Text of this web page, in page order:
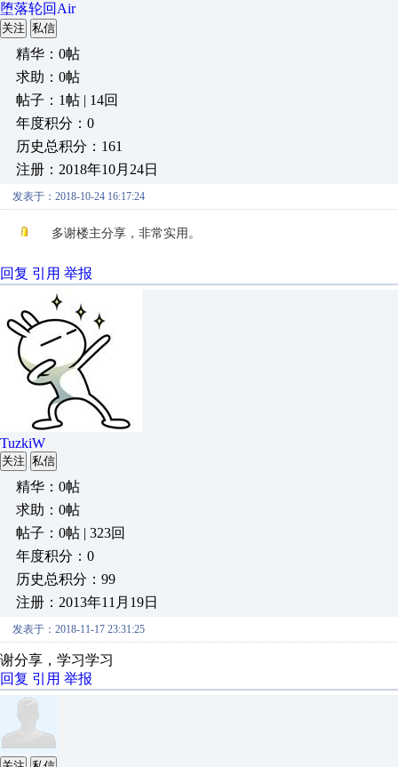
堕落轮回Air
关注 私信
精华：0帖
求助：0帖
帖子：1帖 | 14回
年度积分：0
历史总积分：161
注册：2018年10月24日
发表于：2018-10-24 16:17:24
多谢楼主分享，非常实用。
回复 引用 举报
TuzkiW
关注 私信
精华：0帖
求助：0帖
帖子：0帖 | 323回
年度积分：0
历史总积分：99
注册：2013年11月19日
发表于：2018-11-17 23:31:25
谢分享，学习学习
回复 引用 举报